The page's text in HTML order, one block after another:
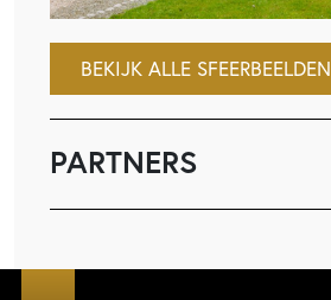
BEKIJK ALLE SFEERBEELDEN
PARTNERS